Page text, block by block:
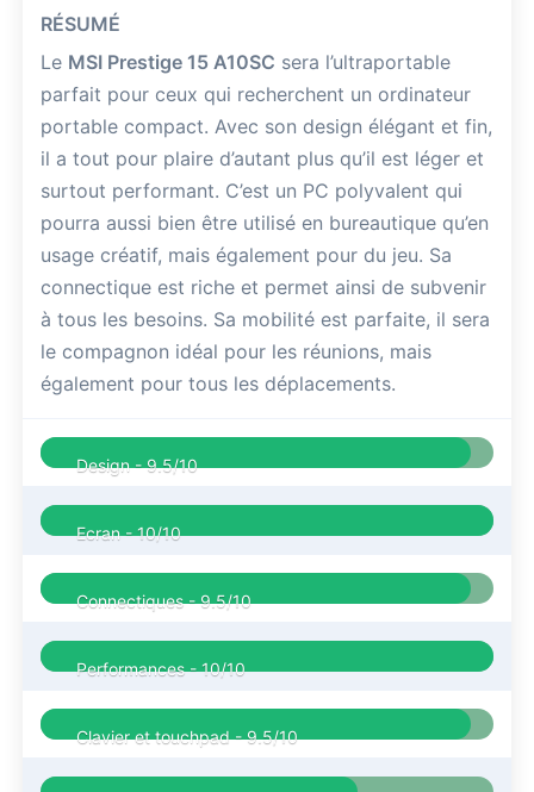
RÉSUMÉ
Le MSI Prestige 15 A10SC sera l’ultraportable
parfait pour ceux qui recherchent un ordinateur
portable compact. Avec son design élégant et fin,
il a tout pour plaire d’autant plus qu’il est léger et
surtout performant. C’est un PC polyvalent qui
pourra aussi bien être utilisé en bureautique qu’en
usage créatif, mais également pour du jeu. Sa
connectique est riche et permet ainsi de subvenir
à tous les besoins. Sa mobilité est parfaite, il sera
le compagnon idéal pour les réunions, mais
également pour tous les déplacements.
Design -9.5/10
Ecran -10/10
Connectiques -9.5/10
Performances -10/10
Clavier et touchpad -9.5/10